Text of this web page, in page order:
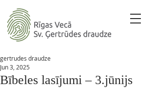
Bībeles lasījumi – 3.jūnijs
gertrudes draudze
Jun 3, 2025